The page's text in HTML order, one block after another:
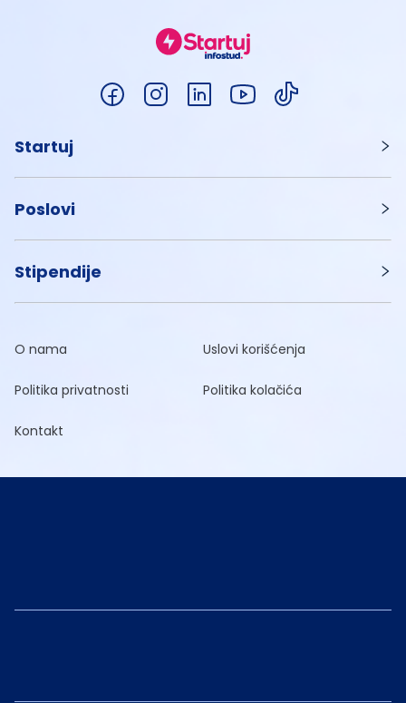
Startuj
Poslovi
Stipendije
O nama Uslovi korišćenja
Politika privatnosti Politika kolačića
Kontakt